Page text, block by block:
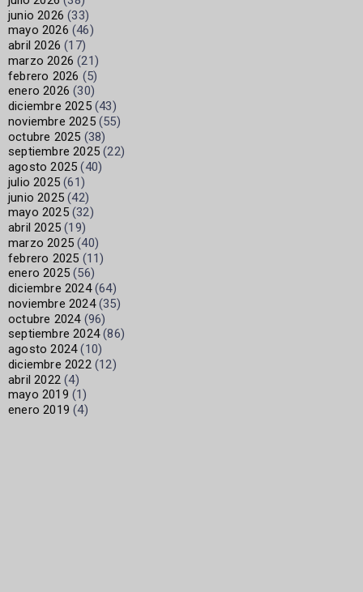
junio 2026 (33)
mayo 2026 (46)
abril 2026 (17)
marzo 2026 (21)
febrero 2026 (5)
enero 2026 (30)
diciembre 2025(43)
noviembre 2025(55)
octubre 2025 (38)
septiembre 2025 (22)
agosto 2025 (40)
julio 2025 (61)
junio 2025 (42)
mayo 2025(32)
abril 2025 (19)
marzo 2025 (40)
febrero 2025 (11)
enero 2025 (56)
diciembre 2024(64)
noviembre 2024(35)
octubre 2024(96)
septiembre 2024(86)
agosto 2024(10)
diciembre 2022(12)
abril 2022 (4)
mayo 2019 (1)
enero 2019 (4)